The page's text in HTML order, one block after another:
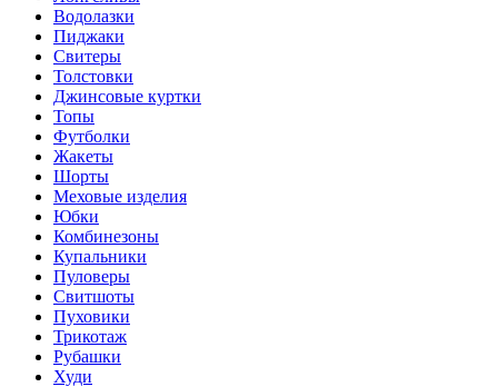
Водолазки
Пиджаки
Свитеры
Толстовки
Джинсовые куртки
Топы
Футболки
Жакеты
Шорты
Меховые изделия
Юбки
Комбинезоны
Купальники
Пуловеры
Свитшоты
Пуховики
Трикотаж
Рубашки
Худи